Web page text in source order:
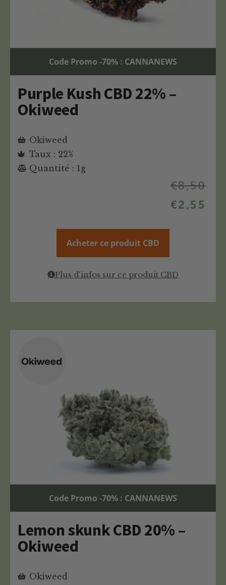
Code Promo -70% : CANNANEWS
Purple Kush CBD 22% –
Okiweed
Okiweed
Taux : 22%
Quantité : 1g
€8,50
€2,55
Acheter ce produit CBD
Plus d'infos sur ce produit CBD
Code Promo -70% : CANNANEWS
Lemon skunk CBD 20% –
Okiweed
Okiweed